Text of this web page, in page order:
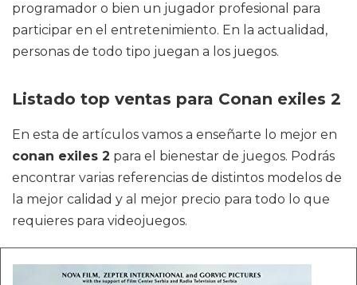
programador o bien un jugador profesional para
participar en el entretenimiento. En la actualidad,
personas de todo tipo juegan a los juegos.
Listado top ventas para Conan exiles 2
En esta de artículos vamos a enseñarte lo mejor en
conan exiles 2 para el bienestar de juegos. Podrás
encontrar varias referencias de distintos modelos de
la mejor calidad y al mejor precio para todo lo que
requieres para videojuegos.